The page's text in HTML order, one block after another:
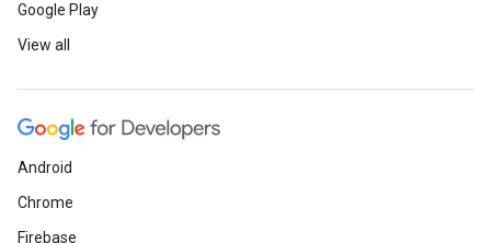
Google Play
View all
Android
Chrome
Firebase